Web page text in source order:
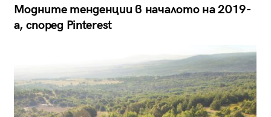
Модните тенденции в началото на 2019-
а, според Pinterest